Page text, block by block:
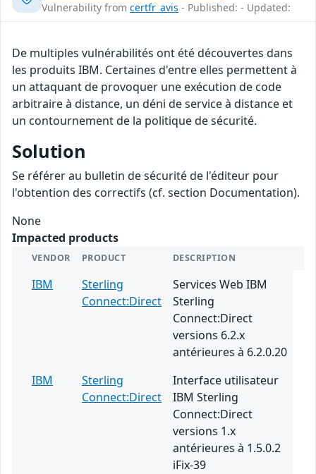
Vulnerability from certfr_avis - Published: - Updated:
De multiples vulnérabilités ont été découvertes dans
les produits IBM. Certaines d'entre elles permettent à
un attaquant de provoquer une exécution de code
arbitraire à distance, un déni de service à distance et
un contournement de la politique de sécurité.
Solution
Se référer au bulletin de sécurité de l'éditeur pour
l'obtention des correctifs (cf. section Documentation).
None
Impacted products
VENDOR PRODUCT DESCRIPTION
IBM
Sterling
Connect:Direct
Services Web IBM
Sterling
Connect:Direct
versions 6.2.x
antérieures à 6.2.0.20
IBM
Sterling
Connect:Direct
Interface utilisateur
IBM Sterling
Connect:Direct
versions 1.x
antérieures à 1.5.0.2
iFix-39